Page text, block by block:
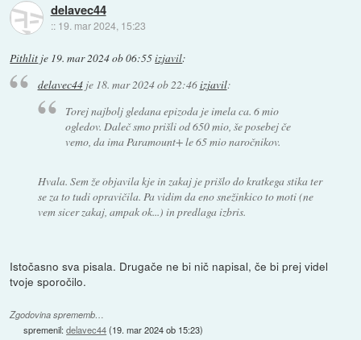
delavec44
:: 19. mar 2024, 15:23
Pithlit je 19. mar 2024 ob 06:55izjavil:
delavec44je 18. mar 2024 ob 22:46izjavil:
Torej najbolj gledana epizoda je imela ca. 6 mio
ogledov. Daleč smo prišli od 650 mio, še posebej če
vemo, da ima Paramount+ le 65 mio naročnikov.
Hvala. Sem že objavila kje in zakaj je prišlo do kratkega stika ter
se za to tudi opravičila. Pa vidim da eno snežinkico to moti (ne
vem sicer zakaj, ampak ok...) in predlaga izbris.
Istočasno sva pisala. Drugače ne bi nič napisal, če bi prej videl
tvoje sporočilo.
Zgodovina sprememb…
spremenil:delavec44(19. mar 2024 ob 15:23)